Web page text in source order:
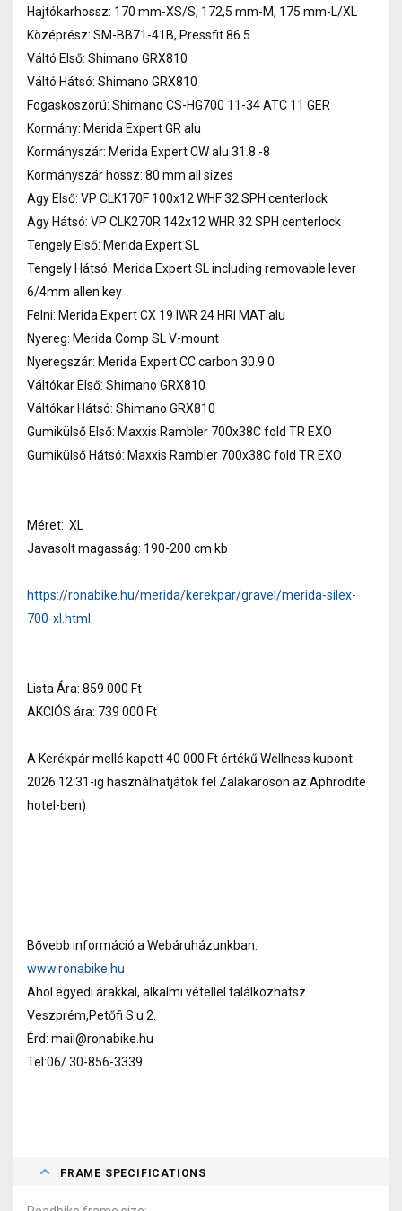
Hajtókarhossz: 170 mm-XS/S, 172,5 mm-M, 175 mm-L/XL
Középrész: SM-BB71-41B, Pressfit 86.5
Váltó Első: Shimano GRX810
Váltó Hátsó: Shimano GRX810
Fogaskoszorú: Shimano CS-HG700 11-34 ATC 11 GER
Kormány: Merida Expert GR alu
Kormányszár: Merida Expert CW alu 31.8 -8
Kormányszár hossz: 80 mm all sizes
Agy Első: VP CLK170F 100x12 WHF 32 SPH centerlock
Agy Hátsó: VP CLK270R 142x12 WHR 32 SPH centerlock
Tengely Első: Merida Expert SL
Tengely Hátsó: Merida Expert SL including removable lever
6/4mm allen key
Felni: Merida Expert CX 19 IWR 24 HRI MAT alu
Nyereg: Merida Comp SL V-mount
Nyeregszár: Merida Expert CC carbon 30.9 0
Váltókar Első: Shimano GRX810
Váltókar Hátsó: Shimano GRX810
Gumikülső Első: Maxxis Rambler 700x38C fold TR EXO
Gumikülső Hátsó: Maxxis Rambler 700x38C fold TR EXO
Méret: XL
Javasolt magasság: 190-200 cm kb
https://ronabike.hu/merida/kerekpar/gravel/merida-silex-
700-xl.html
Lista Ára: 859 000 Ft
AKCIÓS ára: 739 000 Ft
A Kerékpár mellé kapott 40 000 Ft értékű Wellness kupont
2026.12.31-ig használhatjátok fel Zalakaroson az Aphrodite
hotel-ben)
Bővebb információ a Webáruházunkban:
www.ronabike.hu
Ahol egyedi árakkal, alkalmi vétellel találkozhatsz.
Veszprém,Petőfi S u 2.
Érd: mail@ronabike.hu
Tel:06/ 30-856-3339
FRAME SPECIFICATIONS